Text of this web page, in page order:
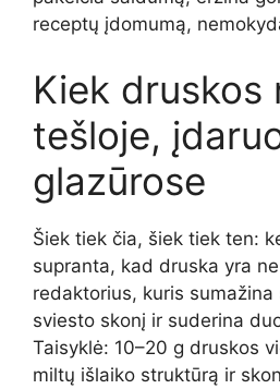
receptų įdomumą,
Kiek druskos
tešloje,
glazūrose
Šiek tiek čia, šiek tiek ten:
supranta, kad druska yra
redaktorius, kuris
sviesto skonį ir suderina
Taisyklė: 10–20 g druskos
miltų išlaiko struktūrą ir